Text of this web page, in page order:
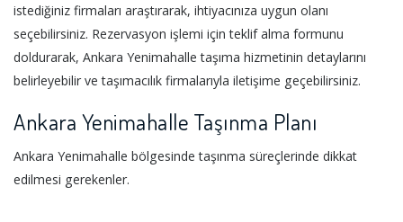
istediğiniz firmaları araştırarak, ihtiyacınıza uygun olanı
seçebilirsiniz. Rezervasyon işlemi için teklif alma formunu
doldurarak, Ankara Yenimahalle taşıma hizmetinin detaylarını
belirleyebilir ve taşımacılık firmalarıyla iletişime geçebilirsiniz.
Ankara Yenimahalle Taşınma Planı
Ankara Yenimahalle bölgesinde taşınma süreçlerinde dikkat
edilmesi gerekenler.